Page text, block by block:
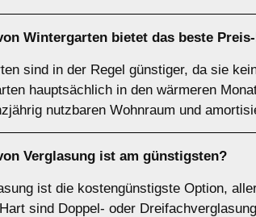
Wintergarten bietet das beste
sind in der Regel günstiger, da sie
hauptsächlich in den wärmeren
nutzbaren Wohnraum und
Verglasung ist am günstigsten?
ist die kostengünstigste Option,
sind Doppel- oder